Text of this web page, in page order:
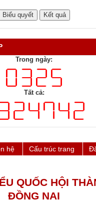
Trong ngày:
Tất cả:
hệ Cấu trúc trang
QUỐC HỘI
ĐỒNG NAI